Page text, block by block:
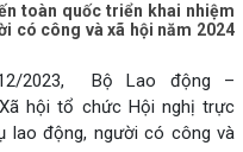
toàn quốc triển khai nhiệm
có công và xã hội năm 2024
2023, Bộ Lao động –
hội tổ chức Hội nghị trực
lao động, người có công và